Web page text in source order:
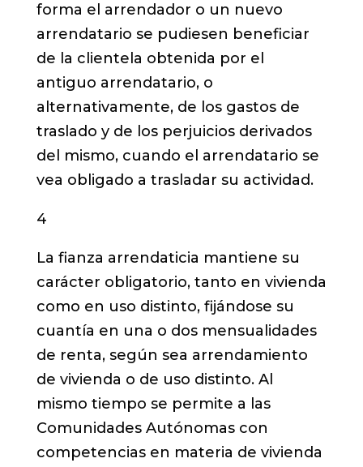
forma el arrendador o un nuevo
arrendatario se pudiesen beneficiar
de la clientela obtenida por el
antiguo arrendatario, o
alternativamente, de los gastos de
traslado y de los perjuicios derivados
del mismo, cuando el arrendatario se
vea obligado a trasladar su actividad.
4
La fianza arrendaticia mantiene su
carácter obligatorio, tanto en vivienda
como en uso distinto, fijándose su
cuantía en una o dos mensualidades
de renta, según sea arrendamiento
de vivienda o de uso distinto. Al
mismo tiempo se permite a las
Comunidades Autónomas con
competencias en materia de vivienda